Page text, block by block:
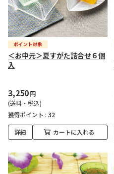
＜お中元＞夏すがた詰合せ６個
入
3,250円
(送料・税込)
獲得ポイント : 32
詳細 カートに入れる